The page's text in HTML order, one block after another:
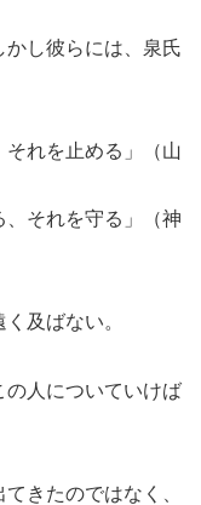
し彼らには、泉氏
それを止める」（山
、それを守る」（神
及ばない。
の人についていけば
きたのではなく、